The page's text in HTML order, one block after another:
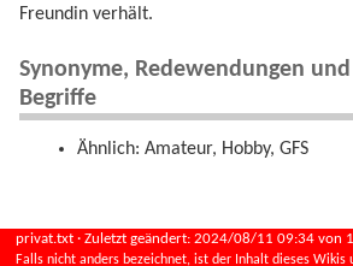
Freundin verhält.
Synonyme, Redewendungen
Begriffe
Ähnlich: Amateur, Hobby, GFS
privat.txt · Zuletzt geändert: 2024/08/11 09:34 von
Falls nicht anders bezeichnet, ist der Inhalt dieses Wikis